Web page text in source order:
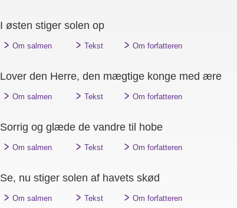
I østen stiger solen op
" Om salmen " Tekst " Om forfatteren
Lover den Herre, den mægtige konge med ære
" Om salmen " Tekst " Om forfatteren
Sorrig og glæde de vandre til hobe
" Om salmen " Tekst " Om forfatteren
Se, nu stiger solen af havets skød
" Om salmen " Tekst " Om forfatteren